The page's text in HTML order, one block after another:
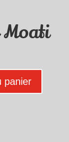
Moati
panier